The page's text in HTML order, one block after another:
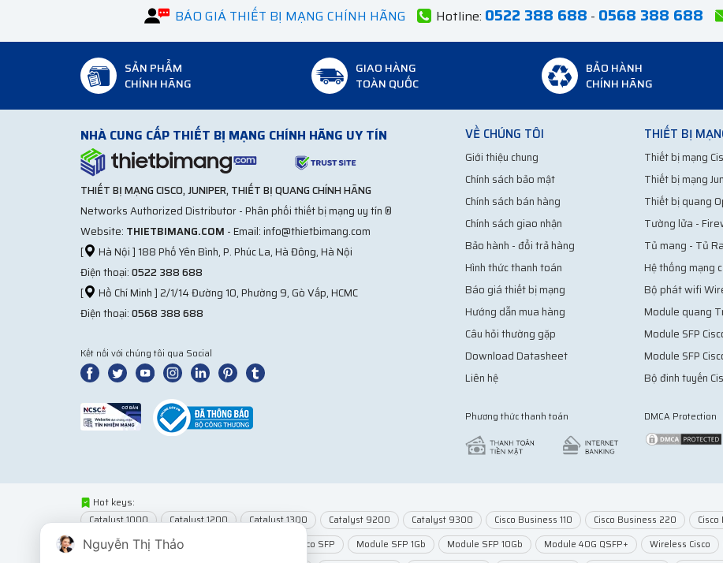
BÁO GIÁ THIẾT BỊ MẠNG CHÍNH HÃNG Hotline: 0522 388 688 - 0568 388 688
SẢN PHẨM
CHÍNH HÃNG
GIAO HÀNG
TOÀN QUỐC
BẢO HÀNH
CHÍNH HÃNG
NHÀ CUNG CẤP THIẾT BỊ MẠNG CHÍNH HÃNG UY TÍN
THIẾT BỊ MẠNG CISCO, JUNIPER, THIẾT BỊ QUANG CHÍNH HÃNG
Networks Authorized Distributor - Phân phối thiết bị mạng uy tín ®
Website: THIETBIMANG.COM - Email: info@thietbimang.com
[
Hà Nội ] 188 Phố Yên Bình, P. Phúc La, Hà Đông, Hà Nội
Điện thoại:0522 388 688
[
Hồ Chí Minh ] 2/1/14 Đường 10, Phường 9, Gò Vấp, HCMC
Điện thoại:0568 388 688
Kết nối với chúng tôi qua Social
VỀ CHÚNG TÔI
Giới thiệu chung
Chính sách bảo mật
Chính sách bán hàng
Chính sách giao nhận
Bảo hành - đổi trả hàng
Hình thức thanh toán
Báo giá thiết bị mạng
Hướng dẫn mua hàng
Câu hỏi thường gặp
Download Datasheet
Liên hệ
Phương thức thanh toán
THIẾT BỊ
Thiết bị mạng
Thiết bị mạng
Thiết bị quang
Tường lửa -
Tủ mang - Tủ
Hệ thống mạng
Bộ phát wifi
Module quang
Module SFP
Module SFP
Bộ đinh tuyến
DMCA Protection
Hot keys:
Catalyst 1000 Catalyst 1200 Catalyst 1300 Catalyst 9200 Catalyst 9300 Cisco Business 110 Cisco Business 220
Network Modules
Module Cisco SFP Module SFP 1Gb Module SFP 10Gb Module 40G QSFP+ Wireless Cisco
Nguyễn Thị Thảo